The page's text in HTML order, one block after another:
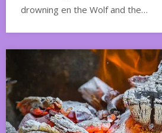
drowning en the Wolf and the…